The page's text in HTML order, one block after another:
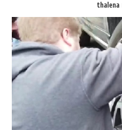
thalena